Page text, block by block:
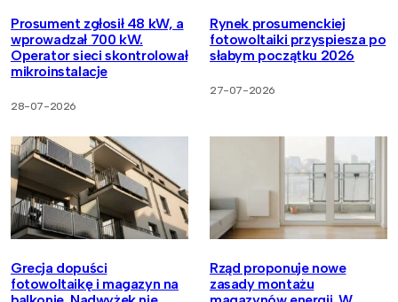
Prosument zgłosił 48 kW, a
wprowadzał 700 kW.
Operator sieci skontrolował
mikroinstalacje
28-07-2026
Rynek prosumenckiej
fotowoltaiki przyspiesza po
słabym początku 2026
27-07-2026
Grecja dopuści
fotowoltaikę i magazyn na
Rząd proponuje nowe
zasady montażu